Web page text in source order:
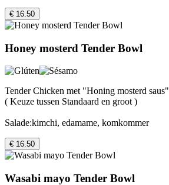
€ 16.50
Honey mosterd Tender Bowl
Tender Chicken met "Honing mosterd saus"
( Keuze tussen Standaard en groot )
Salade:kimchi, edamame, komkommer
€ 16.50
Wasabi mayo Tender Bowl